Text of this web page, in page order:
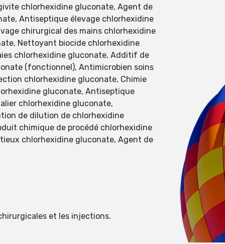
chlorhexidine gluconate, Agent de
Antiseptique élevage chlorhexidine
chirurgical des mains chlorhexidine
Nettoyant biocide chlorhexidine
chlorhexidine gluconate, Additif de
(fonctionnel), Antimicrobien soins
chlorhexidine gluconate, Chimie
gluconate, Antiseptique
chlorhexidine gluconate,
de dilution de chlorhexidine
chimique de procédé chlorhexidine
chlorhexidine gluconate, Agent de
et les injections.